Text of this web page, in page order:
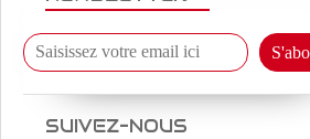
SUIVEZ-NOUS